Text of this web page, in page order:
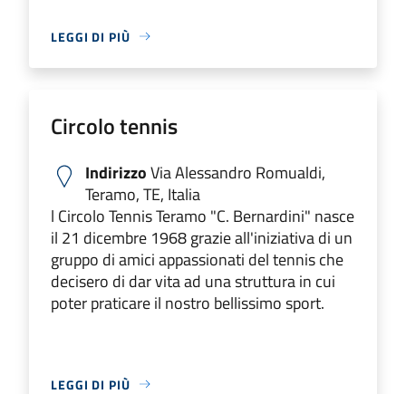
LEGGI DI PIÙ
Circolo tennis
IndirizzoVia Alessandro Romualdi,
Teramo, TE, Italia
l Circolo Tennis Teramo "C. Bernardini" nasce
il 21 dicembre 1968 grazie all'iniziativa di un
gruppo di amici appassionati del tennis che
decisero di dar vita ad una struttura in cui
poter praticare il nostro bellissimo sport.
LEGGI DI PIÙ